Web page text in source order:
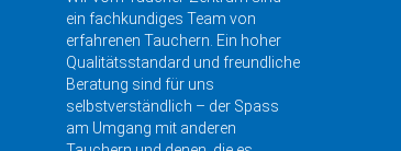
ein fachkundiges Team von
erfahrenen Tauchern. Ein hoher
Qualitätsstandard und freundliche
Beratung sind für uns
selbstverständlich – der Spass
am Umgang mit anderen